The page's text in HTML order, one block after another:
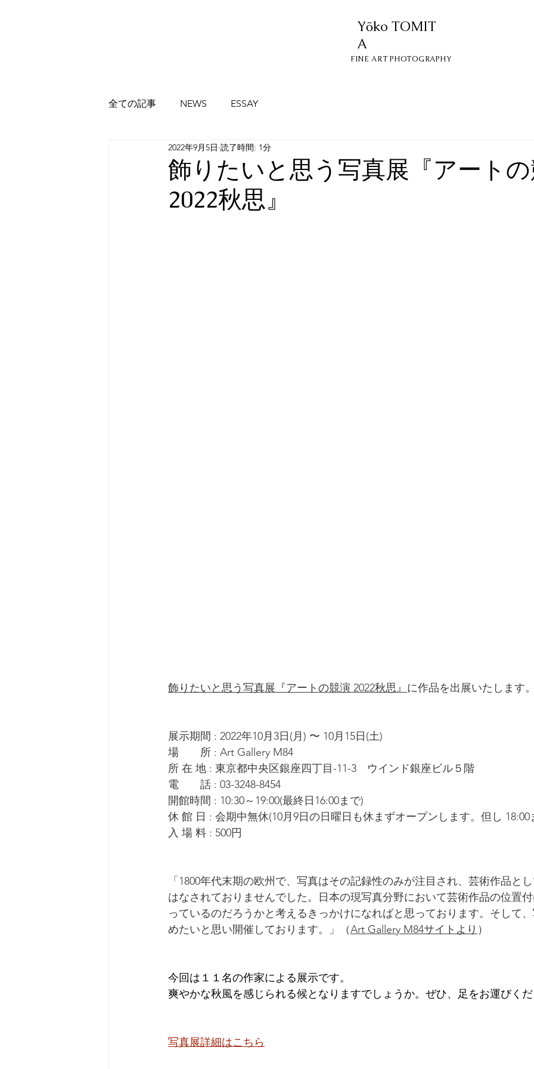
Yōko TOMIT
A
FINE ART PHOTOGRAPHY
全ての記事 NEWS ESSAY
飾りたいと思う写真展『アート
2022秋思』
2022年9月5日 読了時間: 1分
飾りたいと思う写真展『アートの競演 2022秋思』 に作品を出展いたします
展示期間 : 2022年10月3日(月) 〜 10月15日(土)
場　　所 : Art Gallery M84
所 在 地 : 東京都中央区銀座四丁目-11-3　ウインド銀座ビル５階
電　　話 : 03-3248-8454
開館時間 : 10:30～19:00(最終日16:00まで)
休 館 日 : 会期中無休(10月9日の日曜日も休まずオープンします。但し 18:00
入 場 料 : 500円
「1800年代末期の欧州で、写真はその記録性のみが注目され、芸術作品と
はなされておりませんでした。日本の現写真分野において芸術作品の位置
っているのだろうかと考えるきっかけになればと思っております。そして
めたいと思い開催しております。」（Art Gallery M84サイトより ）
今回は１１名の作家による展示です。
爽やかな秋風を感じられる候となりますでしょうか。ぜひ、足をお運びく
写真展詳細はこちら